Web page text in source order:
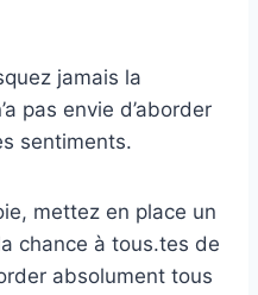
jamais la
pas envie d’aborder
sentiments.
mettez en place un
chance à tous.tes de
absolument tous